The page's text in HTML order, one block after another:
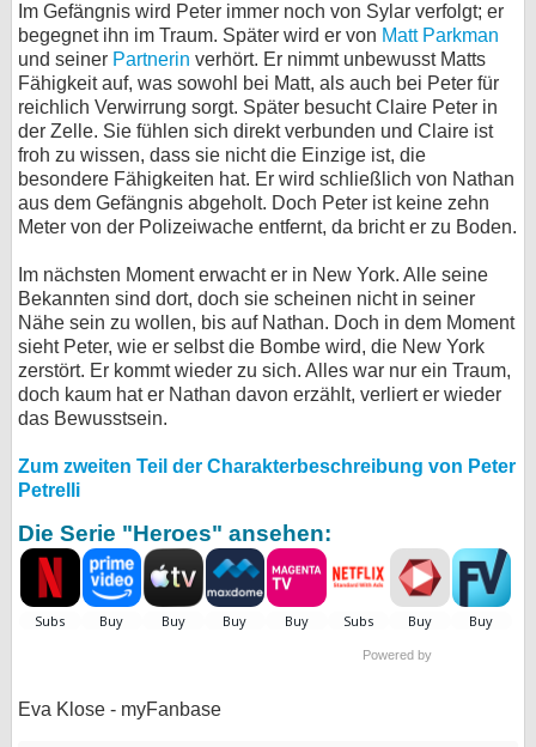
Im Gefängnis wird Peter immer noch von Sylar verfolgt; er
begegnet ihn im Traum. Später wird er von Matt Parkman
und seiner Partnerin verhört. Er nimmt unbewusst Matts
Fähigkeit auf, was sowohl bei Matt, als auch bei Peter für
reichlich Verwirrung sorgt. Später besucht Claire Peter in
der Zelle. Sie fühlen sich direkt verbunden und Claire ist
froh zu wissen, dass sie nicht die Einzige ist, die
besondere Fähigkeiten hat. Er wird schließlich von Nathan
aus dem Gefängnis abgeholt. Doch Peter ist keine zehn
Meter von der Polizeiwache entfernt, da bricht er zu Boden.
Im nächsten Moment erwacht er in New York. Alle seine
Bekannten sind dort, doch sie scheinen nicht in seiner
Nähe sein zu wollen, bis auf Nathan. Doch in dem Moment
sieht Peter, wie er selbst die Bombe wird, die New York
zerstört. Er kommt wieder zu sich. Alles war nur ein Traum,
doch kaum hat er Nathan davon erzählt, verliert er wieder
das Bewusstsein.
Zum zweiten Teil der Charakterbeschreibung von Peter
Petrelli
Die Serie "Heroes" ansehen:
Powered by
Eva Klose - myFanbase